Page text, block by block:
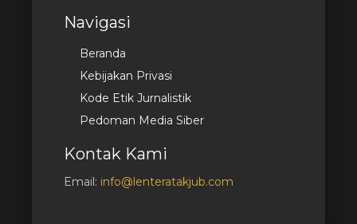
Navigasi
Beranda
Kebijakan Privasi
Kode Etik Jurnalistik
Pedoman Media Siber
Kontak Kami
Email: info@lenteratakjub.com